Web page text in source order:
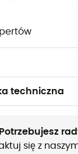
jest z włókna
wykonana
i komfort.
techniczna
/ Nordic
Potrzebujesz
się z